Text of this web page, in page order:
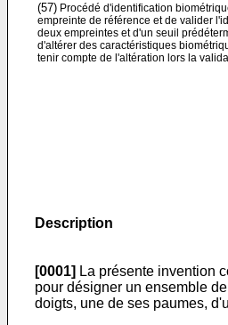
(57) Procédé d'identification
empreinte de référence et de valider
deux empreintes et d'un seuil
d'altérer des caractéristiques
tenir compte de l'altération lors la
Description
[0001] La présente invention
pour désigner un ensemble
doigts, une de ses paumes,